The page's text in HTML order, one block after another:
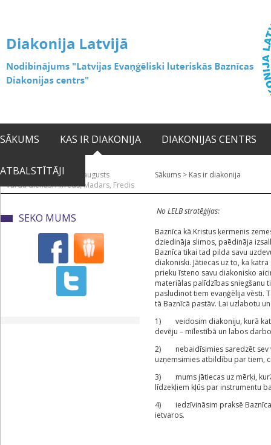
SĀKUMS KAS IR DIAKONIJA DIAKONIJAS CENTRS
ATBALSTĪTĀJI2026. gada 07. augusts
Vārda dienas: Alfrēds, Madars, Fredis
Sākums > Kas ir diakonija
SEKO MUMS
No LELB stratēģijas:
Baznīca kā Kristus ķermenis
dziedināja slimos, paēdināja
Baznīca tikai tad pilda savu
diakoniski. Jātiecas uz to, ka
prieku īsteno savu diakonisko
materiālas palīdzības sniegšanu
pasludinot tiem evaņģēlija vēsti.
tā Baznīcā pastāv. Lai uzlabotu
1) veidosim diakoniju, kurā
devēju – mīlestībā un labos
2) nebaidīsimies saredzēt sev
uzņemsimies atbildību par tiem,
3) mums jātiecas uz mērķi,
līdzekļiem kļūs par instrumentu
4) iedzīvināsim praksē
ietvaros.